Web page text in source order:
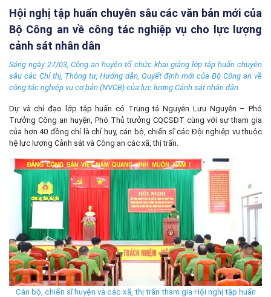
Hội nghị tập huấn chuyên sâu các văn bản mới của
Bộ Công an về công tác nghiệp vụ cho lực lượng
cảnh sát nhân dân
Sáng ngày 27/03, Công an huyện tổ chức khai giảng lớp tập huấn chuyên
sâu các Chỉ thị, Thông tư, Hướng dẫn, Quyết định mới của Bộ Công an về
công tác nghiệp vụ cơ bản (NVCB) của lực lượng Cảnh sát nhân dân.
Dự và chỉ đạo lớp tập huấn có Trung tá Nguyễn Lưu Nguyên – Phó
Trưởng Công an huyện, Phó Thủ trưởng CQCSĐT cùng với sự tham gia
của hơn 40 đồng chí là chỉ huy, cán bộ, chiến sĩ các Đội nghiệp vụ thuộc
hệ lực lượng Cảnh sát và Công an các xã, thị trấn.
Cán bộ, chiến sĩ huyện và các xã, thị trấn tham gia Hội nghị tập huấn